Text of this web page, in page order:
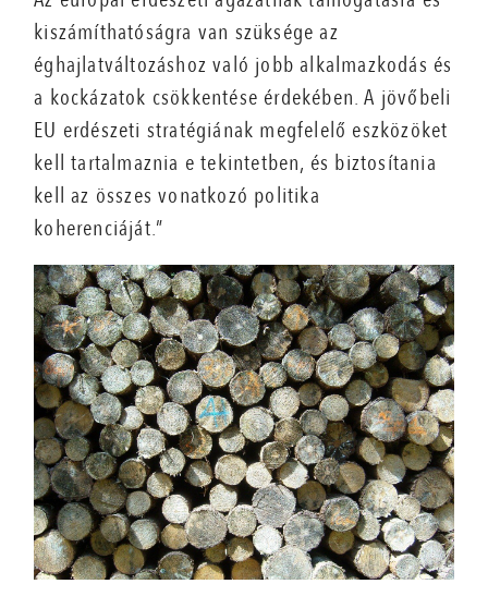
kiszámíthatóságra van szüksége az
éghajlatváltozáshoz való jobb alkalmazkodás és
a kockázatok csökkentése érdekében. A jövőbeli
EU erdészeti stratégiának megfelelő eszközöket
kell tartalmaznia e tekintetben, és biztosítania
kell az összes vonatkozó politika
koherenciáját.”